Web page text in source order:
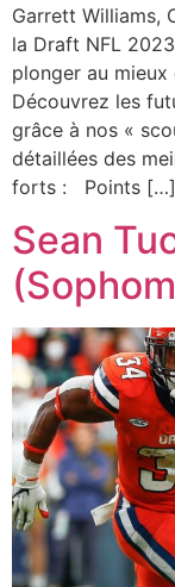
Garrett Williams,
la Draft NFL
plonger au
Découvrez les
grâce à nos «
détaillées des
forts : Points […]
Sean